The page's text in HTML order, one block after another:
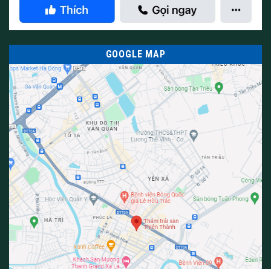
GOOGLE MAP